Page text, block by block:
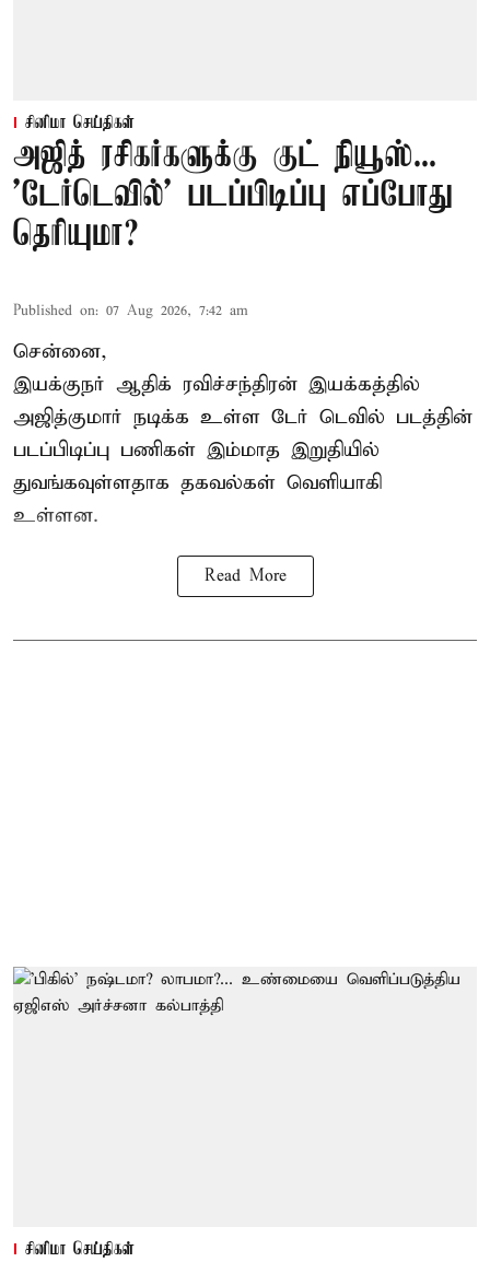
சினிமா செய்திகள்
அஜித் ரசிகர்களுக்கு குட் நியூஸ்...
'டேர்டெவில்' படப்பிடிப்பு எப்போது
தெரியுமா?
Published on: 07 Aug 2026, 7:42 am
சென்னை,
இயக்குநர் ஆதிக் ரவிச்சந்திரன் இயக்கத்தில்
அஜித்குமார் நடிக்க உள்ள டேர் டெவில் படத்தின்
படப்பிடிப்பு பணிகள் இம்மாத இறுதியில்
துவங்கவுள்ளதாக தகவல்கள் வெளியாகி
உள்ளன.
Read More
சினிமா செய்திகள்